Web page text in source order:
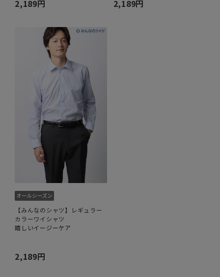
2,189円 2,189円
【みんなのシャツ】レギュラー
カラーワイシャツ
嬉しいイージーケア
2,189円